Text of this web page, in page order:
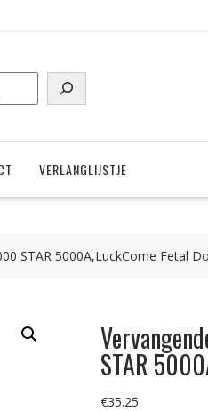
VERLANGLIJSTJE
STAR 5000A,LuckCome Fetal
STAR
€35.25